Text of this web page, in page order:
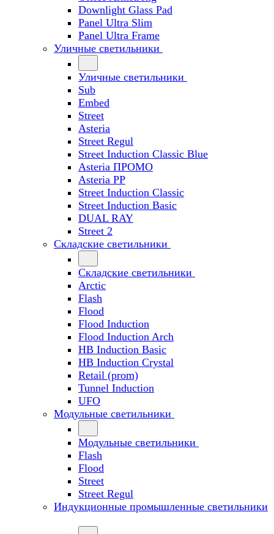
Downlight Glass Pad
Panel Ultra Slim
Panel Ultra Frame
Уличные светильники
Уличные светильники
Sub
Embed
Street
Asteria
Street Regul
Street Induction Classic Blue
Asteria ПРОМО
Asteria PP
Street Induction Classic
Street Induction Basic
DUAL RAY
Street 2
Складские светильники
Складские светильники
Arctic
Flash
Flood
Flood Induction
Flood Induction Arch
HB Induction Basic
HB Induction Crystal
Retail (prom)
Tunnel Induction
UFO
Модульные светильники
Модульные светильники
Flash
Flood
Street
Street Regul
Индукционные промышленные светильники